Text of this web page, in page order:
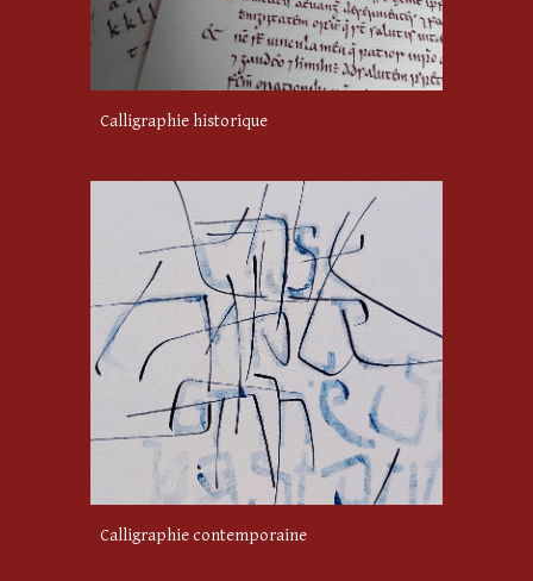
Calligraphie historique
Calligraphie contemporaine